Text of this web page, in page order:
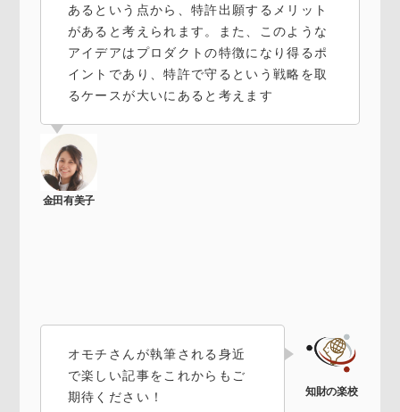
あるという点から、特許出願するメリット
があると考えられます。また、このような
アイデアはプロダクトの特徴になり得るポ
イントであり、特許で守るという戦略を取
るケースが大いにあると考えます
オモチさんが執筆される身近
で楽しい記事をこれからもご
期待ください！